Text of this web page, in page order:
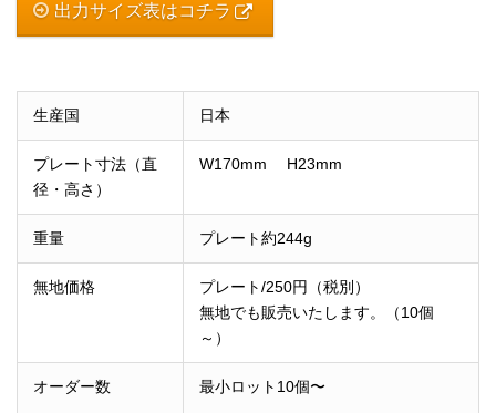
出力サイズ表はコチラ
生産国 日本
プレート寸法（直
径・高さ）
W170mm H23mm
重量 プレート約244g
無地価格
プレート/250円（税別）
無地でも販売いたします。（10個
～）
オーダー数 最小ロット10個〜